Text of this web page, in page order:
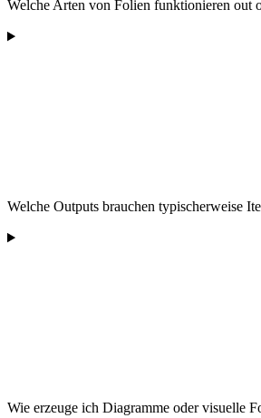
Welche Arten von Folien funktionieren out
Welche Outputs brauchen typischerweise
Wie erzeuge ich Diagramme oder visuelle